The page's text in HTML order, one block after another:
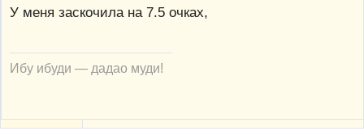
У меня заскочила на 7.5 очках,
Ибу ибуди — дадао муди!